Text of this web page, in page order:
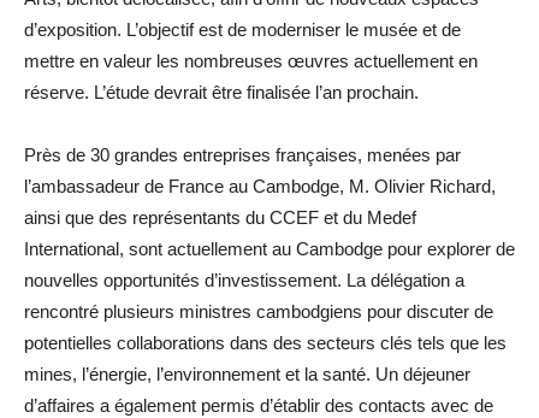
d’exposition. L’objectif est de moderniser le musée et de
mettre en valeur les nombreuses œuvres actuellement en
réserve. L’étude devrait être finalisée l’an prochain.
Près de 30 grandes entreprises françaises, menées par
l’ambassadeur de France au Cambodge, M. Olivier Richard,
ainsi que des représentants du CCEF et du Medef
International, sont actuellement au Cambodge pour explorer de
nouvelles opportunités d’investissement. La délégation a
rencontré plusieurs ministres cambodgiens pour discuter de
potentielles collaborations dans des secteurs clés tels que les
mines, l’énergie, l’environnement et la santé. Un déjeuner
d’affaires a également permis d’établir des contacts avec de